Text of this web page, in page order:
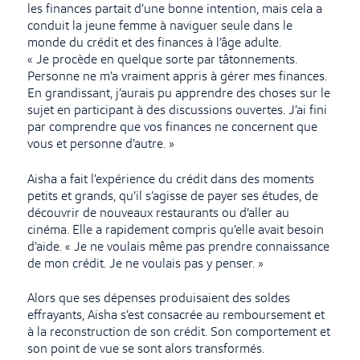
les finances partait d’une bonne intention, mais cela a
conduit la jeune femme à naviguer seule dans le
monde du crédit et des finances à l’âge adulte.
« Je procède en quelque sorte par tâtonnements.
Personne ne m’a vraiment appris à gérer mes finances.
En grandissant, j’aurais pu apprendre des choses sur le
sujet en participant à des discussions ouvertes. J’ai fini
par comprendre que vos finances ne concernent que
vous et personne d’autre. »
Aisha a fait l’expérience du crédit dans des moments
petits et grands, qu’il s’agisse de payer ses études, de
découvrir de nouveaux restaurants ou d’aller au
cinéma. Elle a rapidement compris qu’elle avait besoin
d’aide. « Je ne voulais même pas prendre connaissance
de mon crédit. Je ne voulais pas y penser. »
Alors que ses dépenses produisaient des soldes
effrayants, Aisha s’est consacrée au remboursement et
à la reconstruction de son crédit. Son comportement et
son point de vue se sont alors transformés.